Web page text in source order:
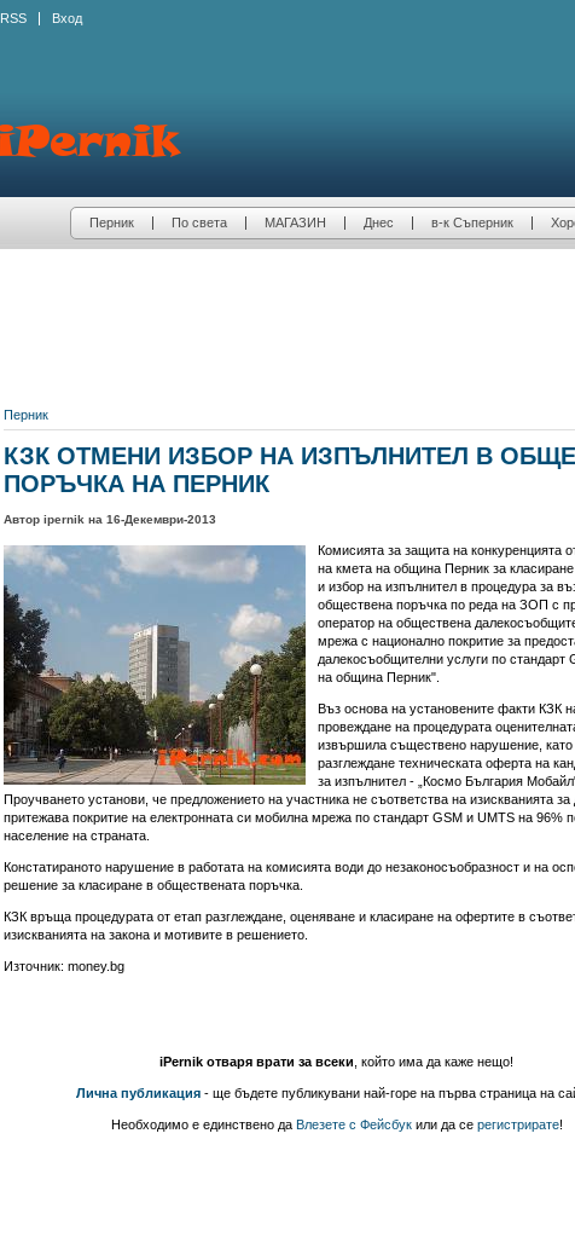
RSS Вход
Перник По света МАГАЗИН Днес в-к Съперник
Перник
КЗК ОТМЕНИ ИЗБОР НА ИЗПЪЛНИТЕЛ В
ПОРЪЧКА НА ПЕРНИК
Автор ipernik на 16-Декември-2013
Комисията за защита на конкуренцията
на кмета на община Перник за
и избор на изпълнител в процедура за
обществена поръчка по реда на ЗОП с
оператор на обществена
мрежа с национално покритие за
далекосъобщителни услуги по стандарт
на община Перник".
Въз основа на установените факти КЗК
провеждане на процедурата
извършила съществено нарушение, като
разглеждане техническата оферта на
за изпълнител - „Космо България
Проучването установи, че предложението на участника не съответства на изискванията
притежава покритие на електронната си мобилна мрежа по стандарт GSM и UMTS на 96%
население на страната.
Констатираното нарушение в работата на комисията води до незаконосъобразност и на
решение за класиране в обществената поръчка.
КЗК връща процедурата от етап разглеждане, оценяване и класиране на офертите в
изискванията на закона и мотивите в решението.
Източник: money.bg
iPernik отваря врати за всеки , който има да каже нещо!
Лична публикация - ще бъдете публикувани най-горе на първа страница на
Необходимо е единствено да Влезете с Фейсбукили да се регистрирате!